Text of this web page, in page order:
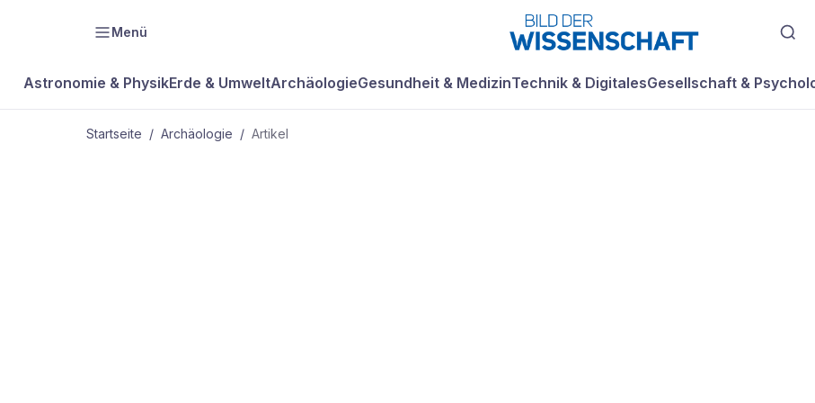
Menü
Astronomie & PhysikErde & UmweltArchäologieGesundheit & MedizinTechnik & DigitalesGesellschaft &
Startseite / Archäologie / Artikel
Die Zahlengerade kennt jeder